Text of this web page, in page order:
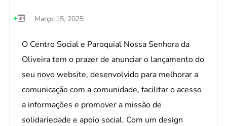
Março 15, 2025
O Centro Social e Paroquial Nossa Senhora da
Oliveira tem o prazer de anunciar o lançamento do
seu novo website, desenvolvido para melhorar a
comunicação com a comunidade, facilitar o acesso
a informações e promover a missão de
solidariedade e apoio social. Com um design